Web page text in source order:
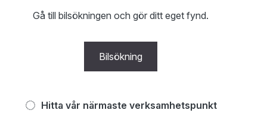
Gå till bilsökningen och gör ditt eget fynd.
Bilsökning
Hitta vår närmaste verksamhetspunkt